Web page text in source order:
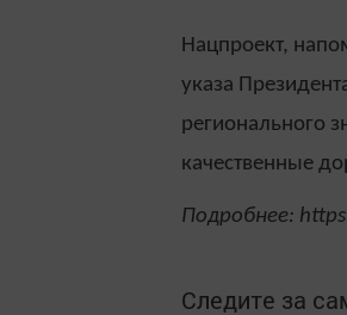
Нацпроект,
указа
регионального
качественные
Подробнее:
Следите за